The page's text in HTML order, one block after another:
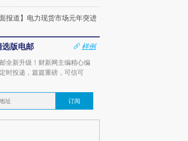
面报道】电力现货市场元年突进
版电邮
样例
全新升级！财新网主编精心编
时投递，篇篇重磅，可信可
订阅